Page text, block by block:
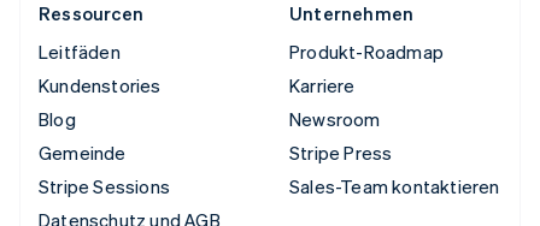
Ressourcen
Leitfäden
Kundenstories
Blog
Gemeinde
Stripe Sessions
Datenschutz und AGB
Unternehmen
Produkt-Roadmap
Karriere
Newsroom
Stripe Press
Sales-Team kontaktieren